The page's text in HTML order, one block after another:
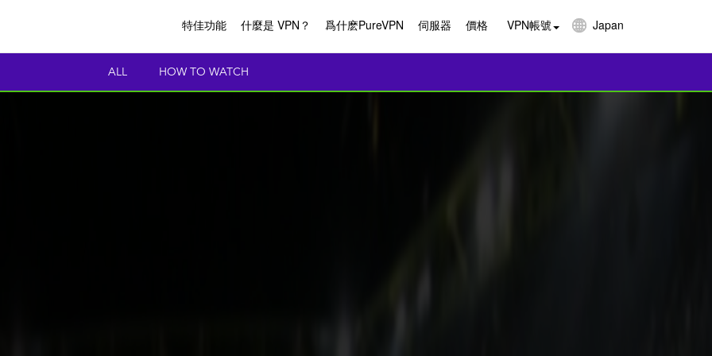
特佳功能 什麼是 VPN？ 爲什麽PureVPN 伺服器 價格 VPN帳號 Japan
ALL HOW TO WATCH